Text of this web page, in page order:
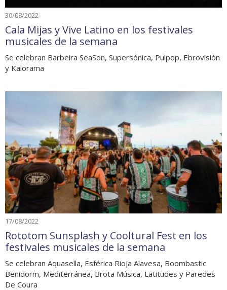
30/08/2022
Cala Mijas y Vive Latino en los festivales
musicales de la semana
Se celebran Barbeira SeaSon, Supersónica, Pulpop, Ebrovisión
y Kalorama
17/08/2022
Rototom Sunsplash y Cooltural Fest en los
festivales musicales de la semana
Se celebran Aquasella, Esférica Rioja Alavesa, Boombastic
Benidorm, Mediterránea, Brota Música, Latitudes y Paredes
De Coura